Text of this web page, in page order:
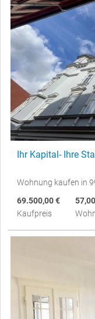
Ihr Kapital- Ihre
Wohnung kaufen in
69.500,00 €
Kaufpreis